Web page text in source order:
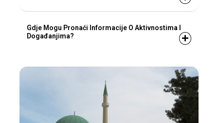
Gdje Mogu Pronaći Informacije O Aktivnostima I
Događanjima?